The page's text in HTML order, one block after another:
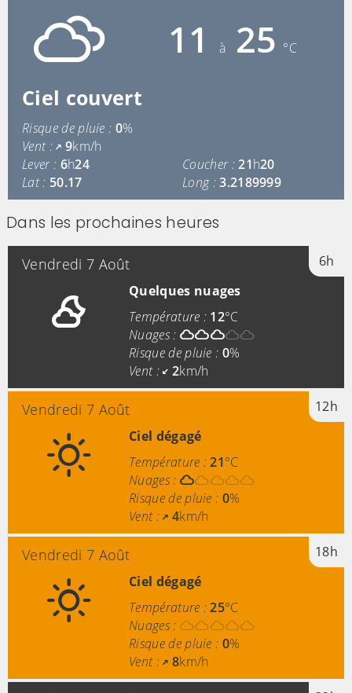
11 à 25 °C
Ciel couvert
Risque de pluie : 0%
Vent : 9km/h
Lever : 6h24 Coucher :21h20
Lat : 50.17 Long :3.2189999
Dans les prochaines heures
Vendredi 7 Août
6h
Quelques nuages
Température : 12°C
Nuages :
Risque de pluie : 0%
Vent : 2km/h
Vendredi 7 Août
12h
Ciel dégagé
Température :21°C
Nuages :
Risque de pluie : 0%
Vent : 4km/h
Vendredi 7 Août
18h
Ciel dégagé
Température :25°C
Nuages :
Risque de pluie : 0%
Vent : 8km/h